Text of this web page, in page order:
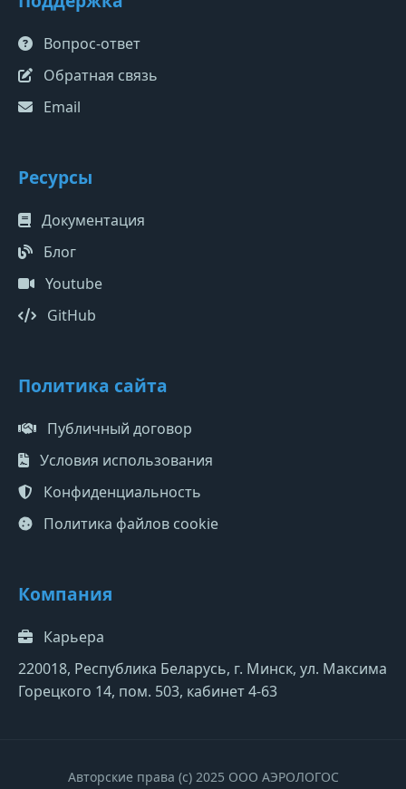
Вопрос-ответ
Обратная связь
Email
Ресурсы
Документация
Блог
Youtube
GitHub
Политика сайта
Публичный договор
Условия использования
Конфиденциальность
Политика файлов cookie
Компания
Карьера
220018, Республика Беларусь, г. Минск, ул. Максима
Горецкого 14, пом. 503, кабинет 4-63
Авторские права (c) 2025 ООО АЭРОЛОГОС